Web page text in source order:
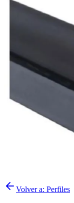
Volver a: Perfiles